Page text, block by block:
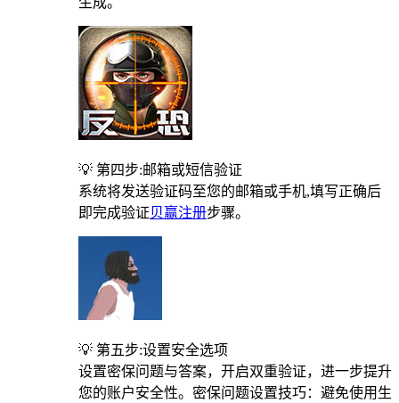
💡 第四步:邮箱或短信验证
系统将发送验证码至您的邮箱或手机,填写正确后
即完成验证贝赢注册步骤。
💡 第五步:设置安全选项
设置密保问题与答案，开启双重验证，进一步提升
您的账户安全性。密保问题设置技巧：避免使用生